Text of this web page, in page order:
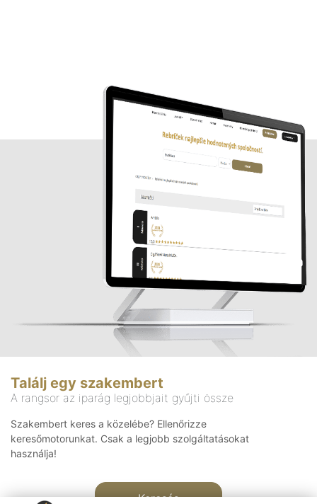
Találj egy szakembert
A rangsor az iparág legjobbjait gyűjti össze
Szakembert keres a közelébe? Ellenőrizze
keresőmotorunkat. Csak a legjobb szolgáltatásokat
használja!
Keresés